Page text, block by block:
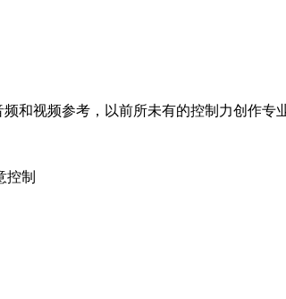
和视频参考，以前所未有的控制力创作专
控制